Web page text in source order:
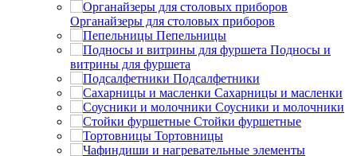
Органайзеры для столовых приборов
Пепельницы
Подносы и
витрины для фуршета
Подсалфетники
Сахарницы и масленки
Соусники и молочники
Стойки фуршетные
Тортовницы